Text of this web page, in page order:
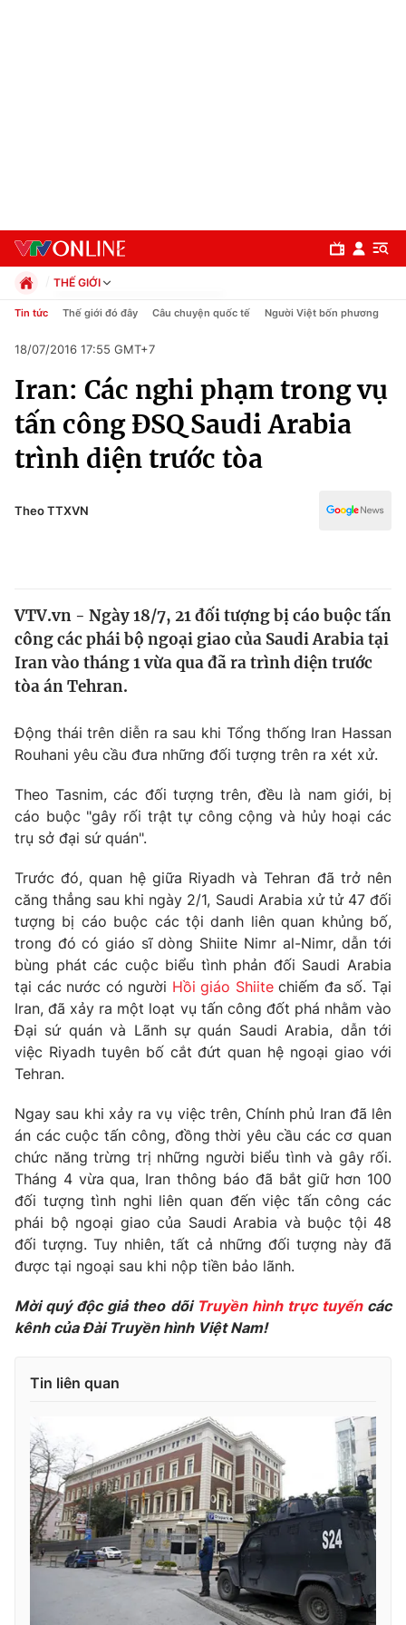
Chuyên mục
Chính trị
Xã hội
Pháp luật
Thế giới
Tin tức
Thế giới đó đây
Câu chuyện quốc tế
Kinh tế
Thị trường
Góc doanh nghiệp
Dữ liệu và đời sống
Phim VTV
Nhân vật
Khán giả
Giải sao mai
Giải trí
Điện ảnh
Âm nhạc
Sao
Đời sống
Du lịch
Làm đẹp
Chất lượng cuộc sống
Giáo dục
Tuyển sinh
Học trực tuyến
Công nghệ
Hitech Công nghệ tương lai
Sản phẩm
Tư vấn
Giao lưu trực tuyến
Chuyên mục khác
Emagazine Podcast
Photo Infographic
Video Shorts video
Thị trường 24h Tấm lòng Việt
VTV4 Vươn mình bằng AI
VTV9 VTV8
English
THẾ GIỚI
Chính trị
Pháp luật
Kinh tế
Thể thao
Truyền hình
Văn hóa - Giải trí
Tin tức Thế giới đó đây Câu chuyện quốc tế Người Việt bốn phương
18/07/2016 17:55 GMT+7
Iran: Các nghi phạm trong vụ
tấn công ĐSQ Saudi Arabia
trình diện trước tòa
Theo TTXVN
VTV.vn - Ngày 18/7, 21 đối tượng bị cáo buộc tấn
công các phái bộ ngoại giao của Saudi Arabia tại
Iran vào tháng 1 vừa qua đã ra trình diện trước
tòa án Tehran.
Động thái trên diễn ra sau khi Tổng thống Iran Hassan
Rouhani yêu cầu đưa những đối tượng trên ra xét xử.
Theo Tasnim, các đối tượng trên, đều là nam giới, bị
cáo buộc "gây rối trật tự công cộng và hủy hoại các
trụ sở đại sứ quán".
Trước đó, quan hệ giữa Riyadh và Tehran đã trở nên
căng thẳng sau khi ngày 2/1, Saudi Arabia xử tử 47 đối
tượng bị cáo buộc các tội danh liên quan khủng bố,
trong đó có giáo sĩ dòng Shiite Nimr al-Nimr, dẫn tới
bùng phát các cuộc biểu tình phản đối Saudi Arabia
tại các nước có người Hồi giáo Shiitechiếm đa số. Tại
Iran, đã xảy ra một loạt vụ tấn công đốt phá nhằm vào
Đại sứ quán và Lãnh sự quán Saudi Arabia, dẫn tới
việc Riyadh tuyên bố cắt đứt quan hệ ngoại giao với
Tehran.
Ngay sau khi xảy ra vụ việc trên, Chính phủ Iran đã lên
án các cuộc tấn công, đồng thời yêu cầu các cơ quan
chức năng trừng trị những người biểu tình và gây rối.
Tháng 4 vừa qua, Iran thông báo đã bắt giữ hơn 100
đối tượng tình nghi liên quan đến việc tấn công các
phái bộ ngoại giao của Saudi Arabia và buộc tội 48
đối tượng. Tuy nhiên, tất cả những đối tượng này đã
được tại ngoại sau khi nộp tiền bảo lãnh.
Mời quý độc giả theo dõi Truyền hình trực tuyếncác
kênh của Đài Truyền hình Việt Nam!
Tin liên quan